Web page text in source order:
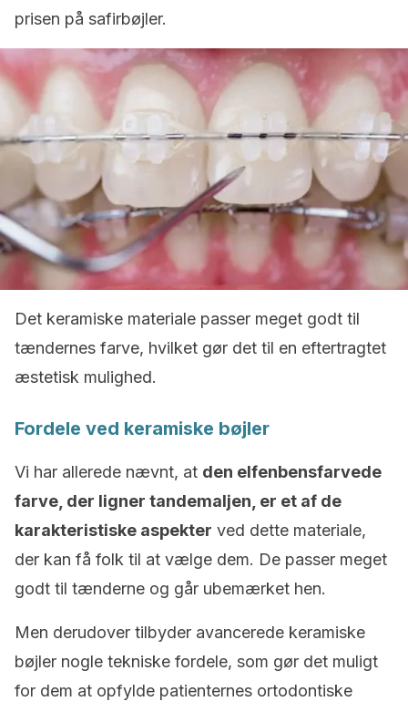
prisen på safirbøjler.
Det keramiske materiale passer meget godt til
tændernes farve, hvilket gør det til en eftertragtet
æstetisk mulighed.
Fordele ved keramiske bøjler
Vi har allerede nævnt, at den elfenbensfarvede
farve, der ligner tandemaljen, er et af de
karakteristiske aspekter ved dette materiale,
der kan få folk til at vælge dem. De passer meget
godt til tænderne og går ubemærket hen.
Men derudover tilbyder avancerede keramiske
bøjler nogle tekniske fordele, som gør det muligt
for dem at opfylde patienternes ortodontiske